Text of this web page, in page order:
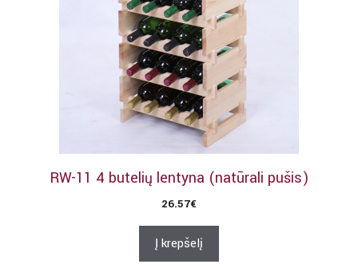
RW-11 4 butelių lentyna (natūrali pušis)
26.57€
Į krepšelį